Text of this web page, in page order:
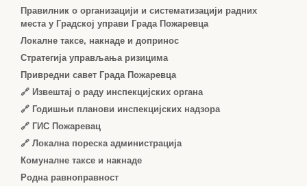
Правилник о организацији и систематизацији радних
места у Градској управи Града Пожаревца
Локалне таксе, накнаде и допринос
Стратегија управљања ризицима
Привредни савет Града Пожаревца
🔗 Извештај о раду инспекцијских органа
🔗 Годишњи планови инспекцијских надзора
🔗 ГИС Пожаревац
🔗 Локална пореска администрација
Комуналне таксе и накнаде
Родна равноправност